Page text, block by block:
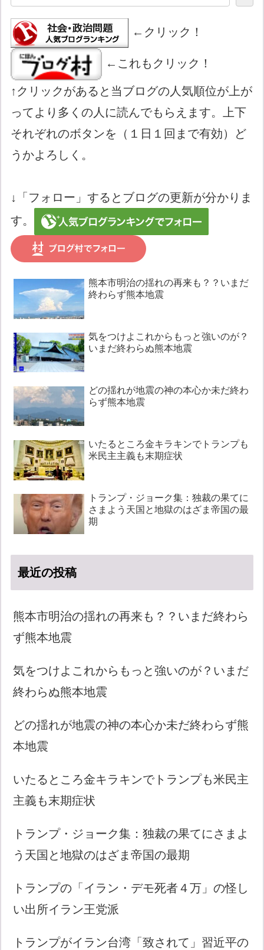
←クリック！
←これもクリック！
↑クリックがあると当ブログの人気順位が上が
ってより多くの人に読んでもらえます。上下
それぞれのボタンを（１日１回まで有効）ど
うかよろしく。
↓「フォロー」するとブログの更新が分かりま
す。
熊本市明治の揺れの再来も？？いまだ
終わらず熊本地震
気をつけよこれからもっと強いのが？
いまだ終わらぬ熊本地震
どの揺れが地震の神の本心か未だ終わ
らず熊本地震
いたるところ金キラキンでトランプも
米民主主義も末期症状
トランプ・ジョーク集：独裁の果てに
さまよう天国と地獄のはざま帝国の最
期
最近の投稿
熊本市明治の揺れの再来も？？いまだ終わら
ず熊本地震
気をつけよこれからもっと強いのが？いまだ
終わらぬ熊本地震
どの揺れが地震の神の本心か未だ終わらず熊
本地震
いたるところ金キラキンでトランプも米民主
主義も末期症状
トランプ・ジョーク集：独裁の果てにさまよ
う天国と地獄のはざま帝国の最期
トランプの「イラン・デモ死者４万」の怪し
い出所イラン王党派
トランプがイラン台湾「致されて」習近平の